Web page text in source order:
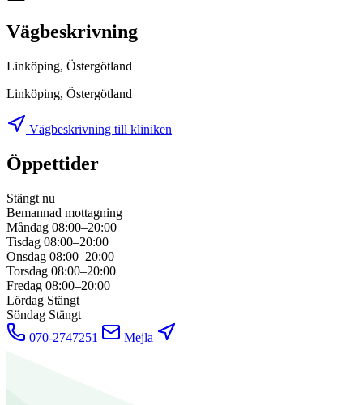
Vägbeskrivning
Linköping, Östergötland
Linköping, Östergötland
Vägbeskrivning till kliniken
Öppettider
Stängt nu
Bemannad mottagning
Måndag 08:00–20:00
Tisdag 08:00–20:00
Onsdag 08:00–20:00
Torsdag 08:00–20:00
Fredag 08:00–20:00
Lördag Stängt
Söndag Stängt
070-2747251
Mejla